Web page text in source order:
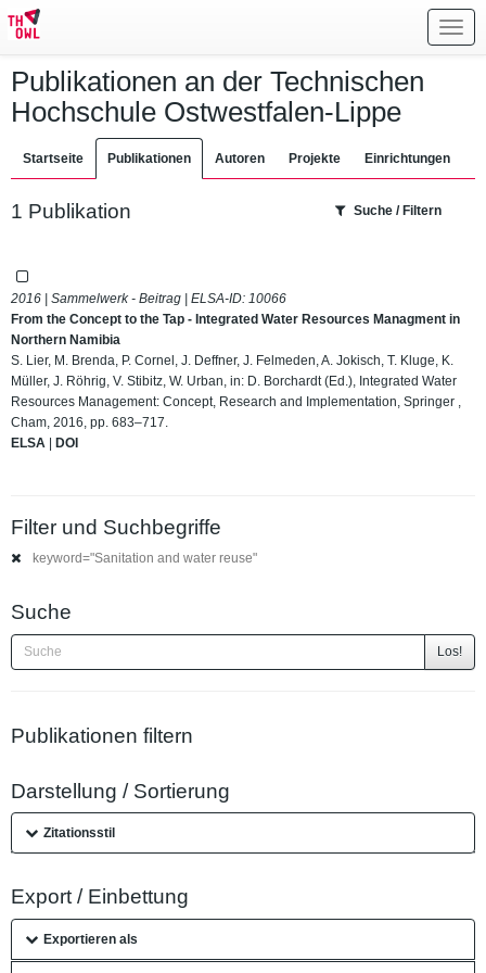
Publikationen an der Technischen
Hochschule Ostwestfalen-Lippe
Startseite Publikationen Autoren Projekte Einrichtungen
1 Publikation Suche / Filtern
2016 | Sammelwerk - Beitrag | ELSA-ID: 10066
From the Concept to the Tap - Integrated Water Resources Managment in
Northern Namibia
S. Lier, M. Brenda, P. Cornel, J. Deffner, J. Felmeden, A. Jokisch, T. Kluge, K.
Müller, J. Röhrig, V. Stibitz, W. Urban, in: D. Borchardt (Ed.), Integrated Water
Resources Management: Concept, Research and Implementation, Springer ,
Cham, 2016, pp. 683–717.
ELSA | DOI
Filter und Suchbegriffe
keyword="Sanitation and water reuse"
Suche
Los!
Publikationen filtern
Darstellung / Sortierung
Zitationsstil
Export / Einbettung
Exportieren als